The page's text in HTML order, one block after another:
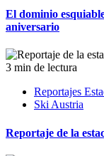
El dominio
aniversario
3 min de lectura
Reportajes
Ski Austria
Reportaje de la